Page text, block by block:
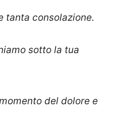
tanta consolazione.
sotto la tua
del dolore e